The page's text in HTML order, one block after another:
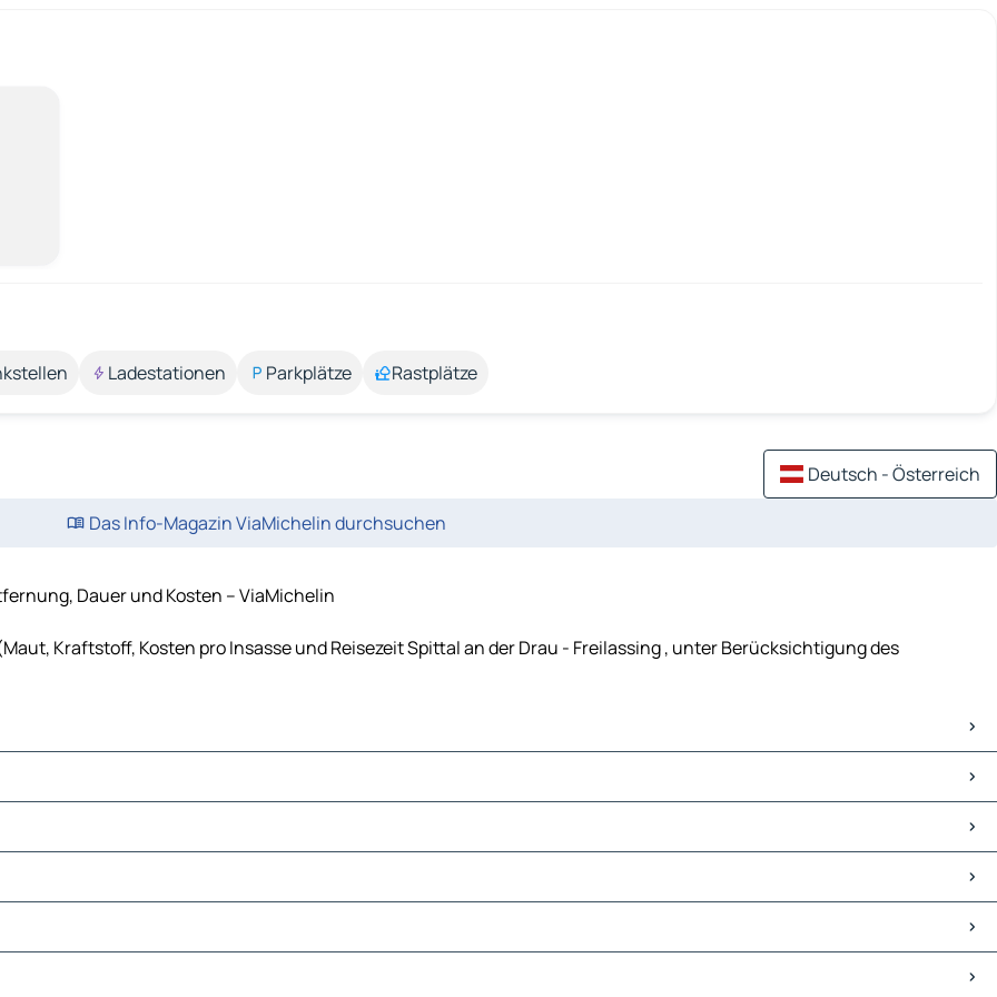
Ladestationen Parkplätze Rastplätze
Deutsch - Österreich
Das Info-Magazin ViaMichelin durchsuchen
Dauer und Kosten – ViaMichelin
Kraftstoff, Kosten pro Insasse und Reisezeit Spittal an der Drau - Freilassing , unter Berücksichtigung des